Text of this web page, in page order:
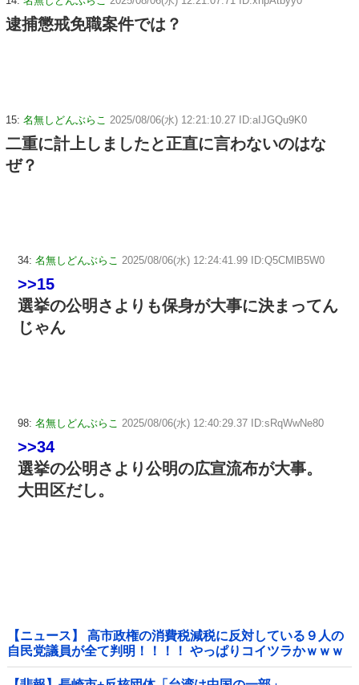
逮捕懲戒免職案件では？
15: 名無しどんぶらこ 2025/08/06(水) 12:21:10.27 ID:aIJGQu9K0
二重に計上しましたと正直に言わないのはな
ぜ？
34: 名無しどんぶらこ 2025/08/06(水) 12:24:41.99 ID:Q5CMlB5W0
>>15
選挙の公明さよりも保身が大事に決まってん
じゃん
98: 名無しどんぶらこ 2025/08/06(水) 12:40:29.37 ID:sRqWwNe80
>>34
選挙の公明さより公明の広宣流布が大事。
大田区だし。
【ニュース】 高市政権の消費税減税に反対している９人の
自民党議員が全て判明！！！！ やっぱりコイツラかｗｗｗ
ｗｗ